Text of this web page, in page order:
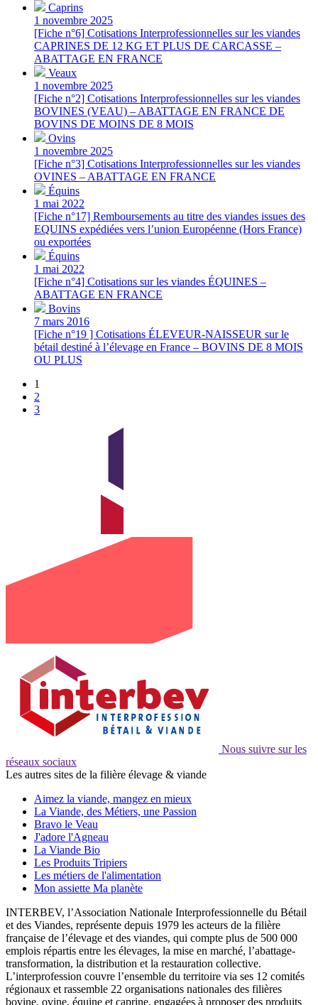
Caprins
1 novembre 2025
[Fiche n°6] Cotisations Interprofessionnelles sur les viandes
CAPRINES DE 12 KG ET PLUS DE CARCASSE –
ABATTAGE EN FRANCE
Veaux
1 novembre 2025
[Fiche n°2] Cotisations Interprofessionnelles sur les viandes
BOVINES (VEAU) – ABATTAGE EN FRANCE DE
BOVINS DE MOINS DE 8 MOIS
Ovins
1 novembre 2025
[Fiche n°3] Cotisations Interprofessionnelles sur les viandes
OVINES – ABATTAGE EN FRANCE
Équins
1 mai 2022
[Fiche n°17] Remboursements au titre des viandes issues des
EQUINS expédiées vers l’union Européenne (Hors France)
ou exportées
Équins
1 mai 2022
[Fiche n°4] Cotisations sur les viandes ÉQUINES –
ABATTAGE EN FRANCE
Bovins
7 mars 2016
[Fiche n°19 ] Cotisations ÉLEVEUR-NAISSEUR sur le
bétail destiné à l’élevage en France – BOVINS DE 8 MOIS
OU PLUS
1
2
3
Nous suivre sur les
réseaux sociaux
Les autres sites de la filière élevage & viande
Aimez la viande, mangez en mieux
La Viande, des Métiers, une Passion
Bravo le Veau
J'adore l'Agneau
La Viande Bio
Les Produits Tripiers
Les métiers de l'alimentation
Mon assiette Ma planète
INTERBEV, l’Association Nationale Interprofessionnelle du Bétail
et des Viandes, représente depuis 1979 les acteurs de la filière
française de l’élevage et des viandes, qui compte plus de 500 000
emplois répartis entre les élevages, la mise en marché, l’abattage-
transformation, la distribution et la restauration collective.
L’interprofession couvre l’ensemble du territoire via ses 12 comités
régionaux et rassemble 22 organisations nationales des filières
bovine, ovine, équine et caprine, engagées à proposer des produits